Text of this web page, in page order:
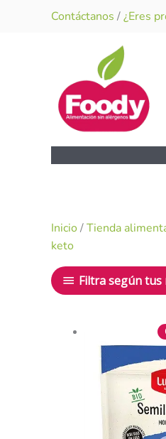
Contáctanos /¿Eres
Inicio/Tienda
keto
Filtra según tus